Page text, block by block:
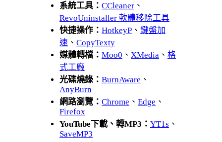
系統工具： CCleaner 、
RevoUninstaller 軟體移除工具
快捷操作： HotkeyP 、 鍵盤加
速 、 CopyTexty
媒體轉檔： Moo0 、 XMedia 、 格
式工廠
光碟燒錄： BurnAware 、
AnyBurn
網路瀏覽： Chrome 、 Edge 、
Firefox
YouTube下載、轉MP3： YT1s 、
SaveMP3